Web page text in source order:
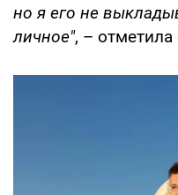
но я его не
личное", – отметила